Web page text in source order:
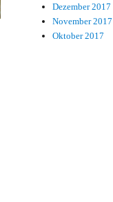
Dezember 2017
November 2017
Oktober 2017